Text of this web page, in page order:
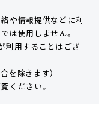
や情報提供などに利
は使用しません。
利用することはござ
を除きます）
ください。